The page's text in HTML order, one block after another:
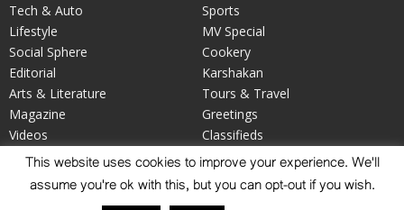
Tech & Auto
Sports
Lifestyle
Social Sphere
Editorial
Arts & Literature
Magazine
Videos
Your Say
MV Special
Cookery
Karshakan
Tours & Travel
Greetings
Classifieds
Obituary
This website uses cookies to improve your experience. We'll
assume you're ok with this, but you can opt-out if you wish.